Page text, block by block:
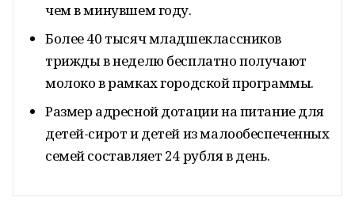
чем в минувшем году.
Более 40 тысяч младшеклассников
трижды в неделю бесплатно получают
молоко в рамках городской программы.
Размер адресной дотации на питание для
детей-сирот и детей из малообеспеченных
семей составляет 24 рубля в день.